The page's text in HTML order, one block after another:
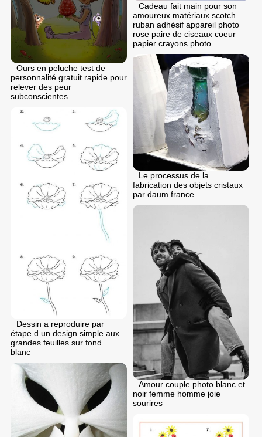
Cadeau fait main pour son
amoureux matériaux scotch
ruban adhésif appareil photo
rose paire de ciseaux coeur
papier crayons photo
Ours en peluche test de
personnalité gratuit rapide pour
relever des peur
subconscientes
Le processus de la
fabrication des objets cristaux
par daum france
Dessin a reproduire par
étape d un design simple aux
grandes feuilles sur fond
blanc
Amour couple photo blanc et
noir femme homme joie
sourires